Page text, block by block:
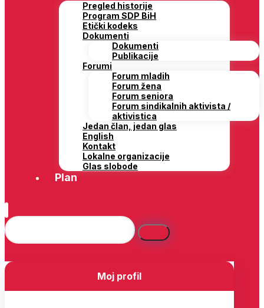
Pregled historije
Program SDP BiH
Etički kodeks
Dokumenti
Dokumenti
Publikacije
Forumi
Forum mladih
Forum žena
Forum seniora
Forum sindikalnih aktivista /
aktivistica
Jedan član, jedan glas
English
Kontakt
Lokalne organizacije
Glas slobode
Plan
Moj profil